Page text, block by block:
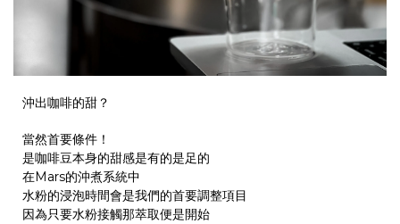
沖出咖啡的甜？
當然首要條件！
是咖啡豆本身的甜感是有的是足的
在Mars的沖煮系統中
水粉的浸泡時間會是我們的首要調整項目
因為只要水粉接觸那萃取便是開始